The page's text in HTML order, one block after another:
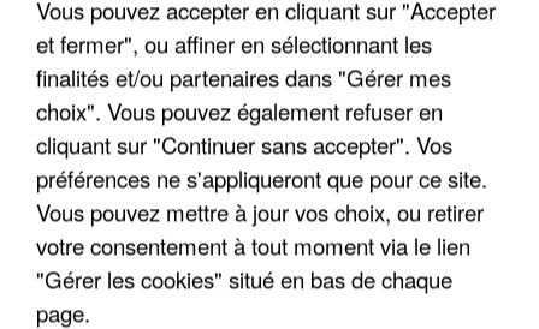
Trois personnes ont été placées en garde à vue.
Vous pouvez accepter en cliquant sur "Accepter
et fermer", ou affiner en sélectionnant les
finalités et/ou partenaires dans "Gérer mes
choix". Vous pouvez également refuser en
cliquant sur "Continuer sans accepter". Vos
préférences ne s'appliqueront que pour ce site.
Vous pouvez mettre à jour vos choix, ou retirer
votre consentement à tout moment via le lien
"Gérer les cookies" situé en bas de chaque
page.